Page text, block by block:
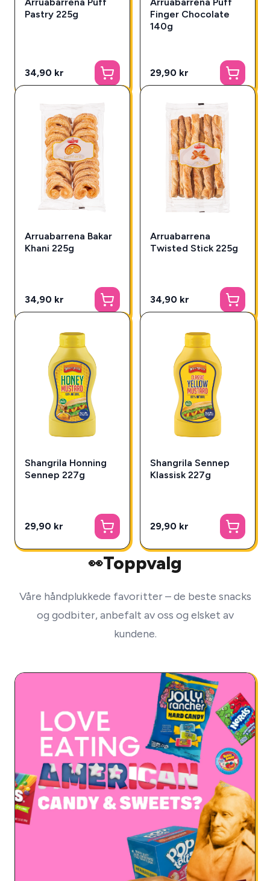
Pastry 225g
34,90 kr
Finger Chocolate
140g
29,90 kr
Arruabarrena Bakar
Khani 225g
34,90 kr
Arruabarrena
Twisted Stick 225g
34,90 kr
Shangrila Honning
Sennep 227g
29,90 kr
Shangrila Sennep
Klassisk 227g
29,90 kr
👀Toppvalg
Våre håndplukkede favoritter – de beste snacks
og godbiter, anbefalt av oss og elsket av
kundene.